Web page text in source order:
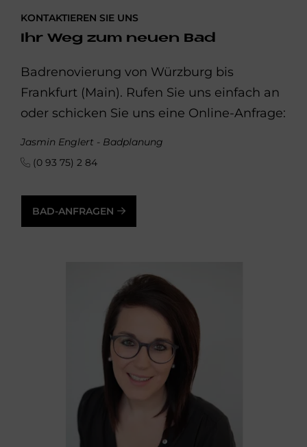
KONTAKTIEREN SIE UNS
Ihr Weg zum neuen Bad
Badrenovierung von Würzburg bis
Frankfurt (Main). Rufen Sie uns einfach an
oder schicken Sie uns eine Online-Anfrage:
Jasmin Englert - Badplanung
(0 93 75) 2 84
BAD-ANFRAGEN